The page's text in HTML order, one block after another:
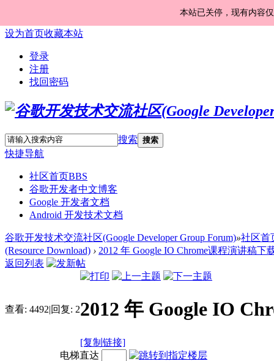
本站已关停，现有内容
设为首页收藏本站
登录
注册
找回密码
搜索 搜索
快捷导航
社区首页BBS
谷歌开发者中文博客
Google 开发者文档
Android 开发技术文档
谷歌开发技术交流社区(Google Developer Group Forum)»社区首
(Resource Download) › 2012 年 Google IO Chrome课程演讲稿下
返回列表
查看: 4492|回复: 22012 年 Google IO
[复制链接]
电梯直达